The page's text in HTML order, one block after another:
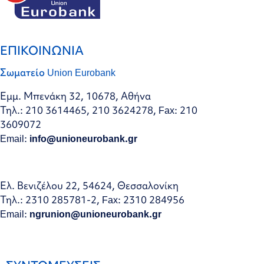
ΕΠΙΚΟΙΝΩΝΙΑ
Σωματείο Union Eurobank
Εμμ. Μπενάκη 32, 10678, Αθήνα
Τηλ.: 210 3614465, 210 3624278, Fax: 210
3609072
Email: info@unioneurobank.gr
Ελ. Βενιζέλου 22, 54624, Θεσσαλονίκη
Τηλ.: 2310 285781-2, Fax: 2310 284956
Email: ngrunion@unioneurobank.gr